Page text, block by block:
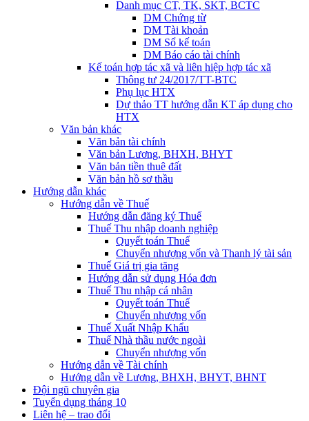
Danh mục CT, TK, SKT, BCTC
DM Chứng từ
DM Tài khoản
DM Sổ kế toán
DM Báo cáo tài chính
Kế toán hợp tác xã và liên hiệp hợp tác xã
Thông tư 24/2017/TT-BTC
Phụ lục HTX
Dự thảo TT hướng dẫn KT áp dụng cho
HTX
Văn bản khác
Văn bản tài chính
Văn bản Lương, BHXH, BHYT
Văn bản tiền thuê đất
Văn bản hồ sơ thầu
Hướng dẫn khác
Hướng dẫn về Thuế
Hướng dẫn đăng ký Thuế
Thuế Thu nhập doanh nghiệp
Quyết toán Thuế
Chuyển nhượng vốn và Thanh lý tài sản
Thuế Giá trị gia tăng
Hướng dẫn sử dụng Hóa đơn
Thuế Thu nhập cá nhân
Quyết toán Thuế
Chuyển nhượng vốn
Thuế Xuất Nhập Khẩu
Thuế Nhà thầu nước ngoài
Chuyển nhượng vốn
Hướng dẫn về Tài chính
Hướng dẫn về Lương, BHXH, BHYT, BHNT
Đội ngũ chuyên gia
Tuyển dụng tháng 10
Liên hệ – trao đổi